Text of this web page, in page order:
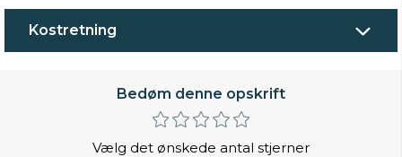
Kostretning
Bedøm denne opskrift
Vælg det ønskede antal stjerner